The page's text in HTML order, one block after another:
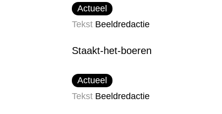
Actueel
Tekst Beeldredactie
Staakt-het-boeren
Actueel
Tekst Beeldredactie